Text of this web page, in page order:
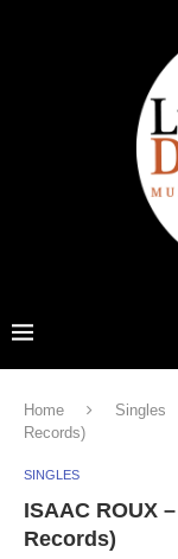
Home Singles
Records)
SINGLES
ISAAC ROUX
Records)